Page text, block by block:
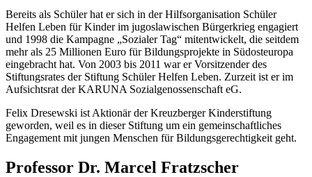
Bereits als Schüler hat er sich in der Hilfsorganisation Schüler
Helfen Leben für Kinder im jugoslawischen Bürgerkrieg engagiert
und 1998 die Kampagne „Sozialer Tag“ mitentwickelt, die seitdem
mehr als 25 Millionen Euro für Bildungsprojekte in Südosteuropa
eingebracht hat. Von 2003 bis 2011 war er Vorsitzender des
Stiftungsrates der Stiftung Schüler Helfen Leben. Zurzeit ist er im
Aufsichtsrat der KARUNA Sozialgenossenschaft eG.
Felix Dresewski ist Aktionär der Kreuzberger Kinderstiftung
geworden, weil es in dieser Stiftung um ein gemeinschaftliches
Engagement mit jungen Menschen für Bildungsgerechtigkeit geht.
Professor Dr. Marcel Fratzscher